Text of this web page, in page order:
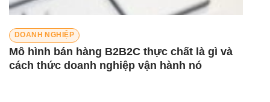
DOANH NGHIỆP
Mô hình bán hàng B2B2C thực chất là gì và
cách thức doanh nghiệp vận hành nó